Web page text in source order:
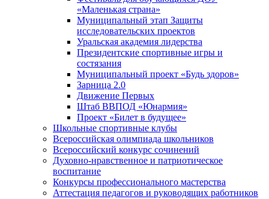
«Маленькая страна»
Муниципальный этап Защиты
исследовательских проектов
Уральская академия лидерства
Президентские спортивные игры и
состязания
Муниципальный проект «Будь здоров»
Зарница 2.0
Движение Первых
Штаб ВВПОД «Юнармия»
Проект «Билет в будущее»
Школьные спортивные клубы
Всероссийская олимпиада школьников
Всероссийский конкурс сочинений
Духовно-нравственное и патриотическое
воспитание
Конкурсы профессионального мастерства
Аттестация педагогов и руководящих работников